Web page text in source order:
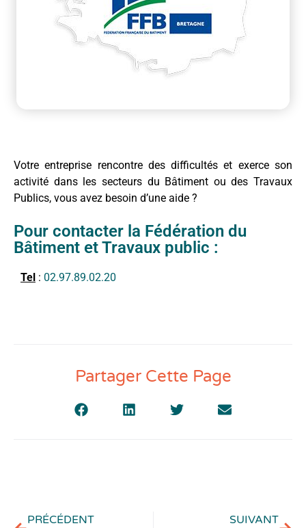
Votre entreprise rencontre des difficultés et exerce son
activité dans les secteurs du Bâtiment ou des Travaux
Publics, vous avez besoin d’une aide ?
Pour contacter la Fédération du
Bâtiment et Travaux public :
Tel : 02.97.89.02.20
Partager Cette Page
PRÉCÉDENT SUIVANT